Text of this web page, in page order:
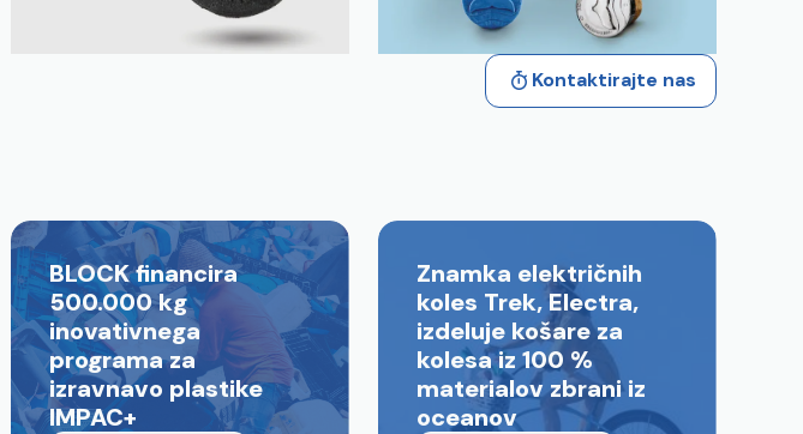
Kontaktirajte nas
BLOCK financira
500.000 kg
inovativnega
programa za
izravnavo plastike
IMPAC+
Znamka električnih
koles Trek, Electra,
izdeluje košare za
kolesa iz 100 %
materialov zbrani iz
oceanov